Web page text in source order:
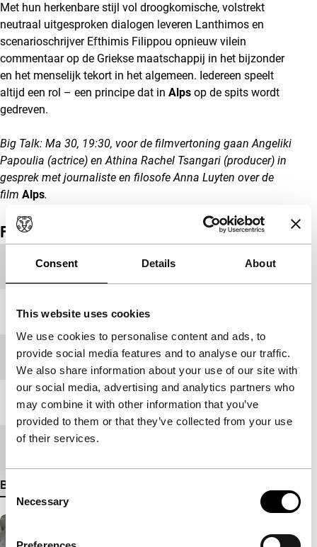
Consent Details About
This website uses cookies
We use cookies to personalise content and ads, to
provide social media features and to analyse our traffic.
We also share information about your use of our site with
our social media, advertising and analytics partners who
may combine it with other information that you’ve
provided to them or that they’ve collected from your use
of their services.
Consent
Selection
Necessary
Met hun herkenbare stijl vol droogkomische, volstrekt
neutraal uitgesproken dialogen leveren Lanthimos en
scenarioschrijver Efthimis Filippou opnieuw vilein
commentaar op de Griekse maatschappij in het bijzonder
en het menselijk tekort in het algemeen. Iedereen speelt
altijd een rol – een principe dat in Alps op de spits wordt
gedreven.
Big Talk: Ma 30, 19:30, voor de filmvertoning gaan Angeliki
Papoulia (actrice) en Athina Rachel Tsangari (producer) in
gesprek met journaliste en filosofe Anna Luyten over de
film Alps.
Film details
Productieland Griekenland
Jaar 2011
Festivaleditie IFFR 2012
Lengte 93'
Bekijk meer details